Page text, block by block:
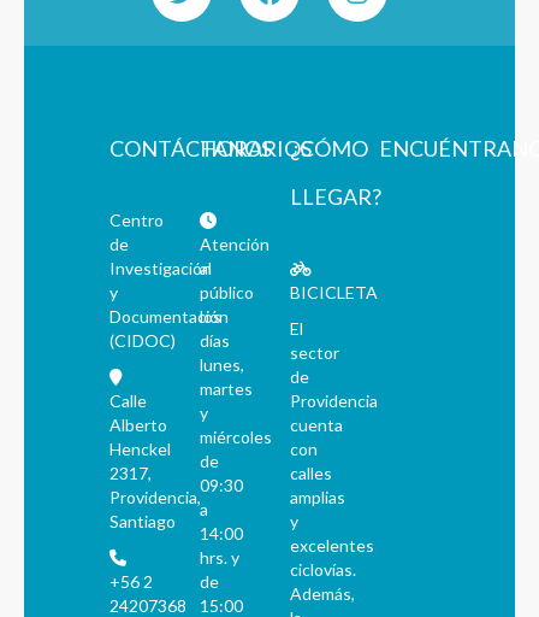
CONTÁCTANOS
Centro
de
Investigación
y
Documentación
(CIDOC)
Calle
Alberto
Henckel
2317,
Providencia,
Santiago
+56 2
24207368
HORARIOS
Atención
al
público
los
días
lunes,
martes
y
miércoles
de
09:30
a
14:00
hrs. y
de
15:00
¿CÓMO
LLEGAR?
BICICLETA
El
sector
de
Providencia
cuenta
con
calles
amplias
y
excelentes
ciclovías.
Además,